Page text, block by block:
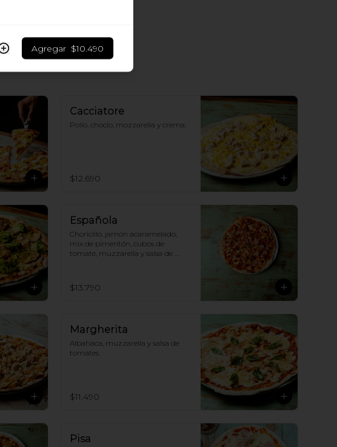
Cacciatore
Pollo, choclo, mozzarella y crema.
$12.690
Española
Choricillo, jamón acaramelado,
mix de pimentón, cubos de
tomate, muzzarella y salsa de
$13.790
Margherita
Albahaca, muzzarella y salsa de
tomates.
$11.490
Pisa
Agregar $10.490